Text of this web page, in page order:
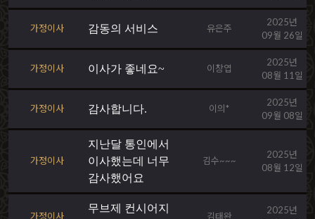
가정이사 감동의 서비스 유은주
2025년
09월 26일
가정이사 이사가 좋네요~ 이창엽
2025년
08월 11일
가정이사 감사합니다. 이의*
2025년
09월 08일
가정이사
지난달 통인에서
이사했는데 너무
감사했어요
김수~~~
2025년
08월 12일
가정이사
무브제 컨시어지
김태완
2025년